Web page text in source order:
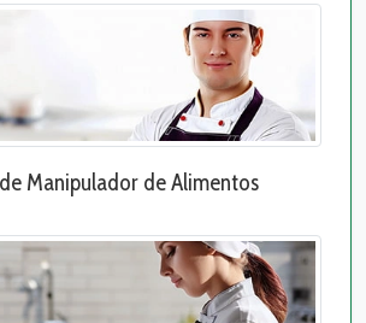
Manipulador de Alimentos